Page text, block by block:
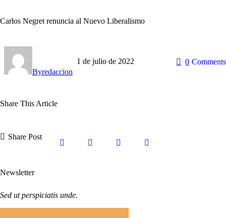
Carlos Negret renuncia al Nuevo Liberalismo
Byredaccion
1 de julio de 2022 0 Comments
Share This Article
Share Post
Newsletter
Sed ut perspiciatis unde.